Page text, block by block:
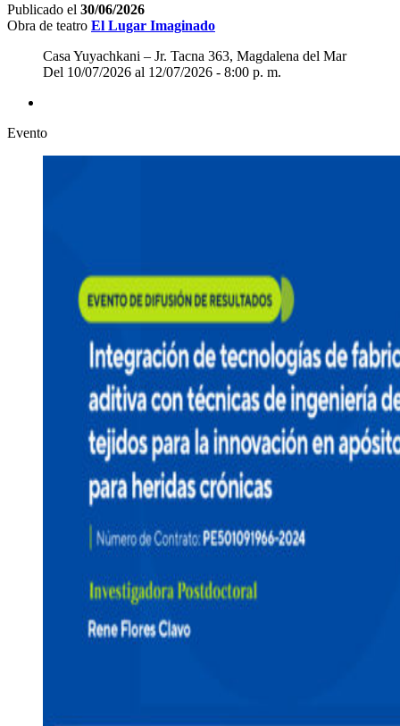
Publicado el 30/06/2026
Obra de teatro El Lugar Imaginado
Casa Yuyachkani – Jr. Tacna 363, Magdalena del Mar
Del 10/07/2026 al 12/07/2026 - 8:00 p. m.
Evento